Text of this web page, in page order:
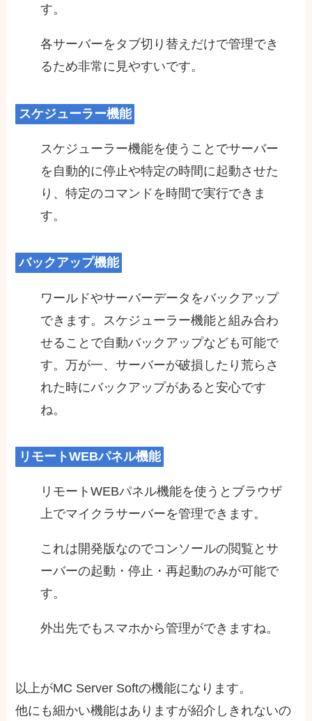
す。
各サーバーをタブ切り替えだけで管理でき
るため非常に見やすいです。
スケジューラー機能
スケジューラー機能を使うことでサーバー
を自動的に停止や特定の時間に起動させた
り、特定のコマンドを時間で実行できま
す。
バックアップ機能
ワールドやサーバーデータをバックアップ
できます。スケジューラー機能と組み合わ
せることで自動バックアップなども可能で
す。万が一、サーバーが破損したり荒らさ
れた時にバックアップがあると安心です
ね。
リモートWEBパネル機能
リモートWEBパネル機能を使うとブラウザ
上でマイクラサーバーを管理できます。
これは開発版なのでコンソールの閲覧とサ
ーバーの起動・停止・再起動のみが可能で
す。
外出先でもスマホから管理ができますね。
以上がMC Server Softの機能になります。
他にも細かい機能はありますが紹介しきれないの